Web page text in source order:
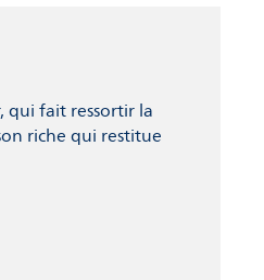
qui fait ressortir la
riche qui restitue